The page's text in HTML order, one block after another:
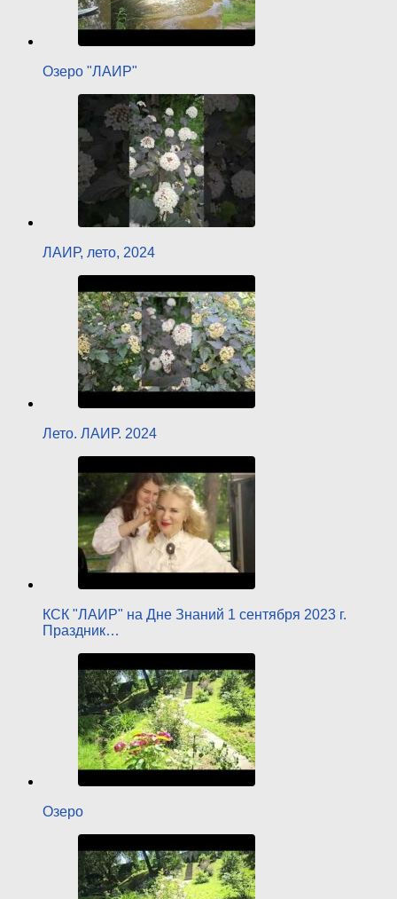
Озеро "ЛАИР"
ЛАИР, лето, 2024
Лето. ЛАИР. 2024
КСК "ЛАИР" на Дне Знаний 1 сентября 2023 г.
Праздник…
Озеро